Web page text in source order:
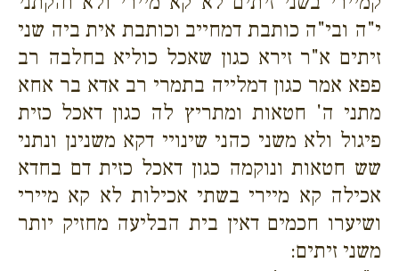
י"ה ובי"ה כותבת דמחייב וכותבת אית ביה שני
זיתים א"ר זירא כגון שאכל כוליא בחלבה רב
פפא אמר כגון דמלייה בתמרי רב אדא בר אחא
מתני ה' חטאות ומתריץ לה כגון דאכל כזית
פיגול ולא משני כהני שינויי דקא משנינן ונתני
שש חטאות ונוקמה כגון דאכל כזית דם בחדא
אכילה קא מיירי בשתי אכילות לא קא מיירי
ושיערו חכמים דאין בית הבליעה מחזיק יותר
משני זיתים: